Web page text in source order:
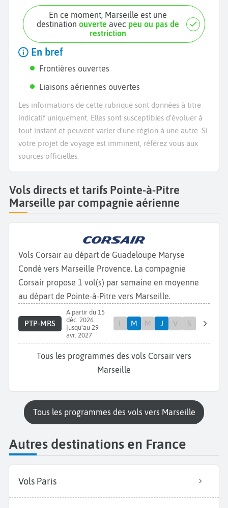
En ce moment, Marseille est une
destinationouverte avec peu ou pas de
restriction
En bref
Frontières ouvertes
Liaisons aériennes ouvertes
Les informations de cette rubrique sont données à titre
indicatif uniquement. Elles sont susceptibles d’évoluer à
tout instant et peuvent varier d’une région à une autre. Si
votre projet de voyage est imminent, référez vous aux
sources officielles.
Vols directs et tarifs Pointe-à-Pitre
Marseille par compagnie aérienne
Vols Corsair au départ de Guadeloupe Maryse
Condé vers Marseille Provence. La compagnie
Corsair propose 1 vol(s) par semaine en moyenne
au départ de Pointe-à-Pitre vers Marseille.
PTP-MRS
A partir du 15
déc. 2026
jusqu'au 29
avr. 2027
L M M J V S
Tous les programmes des vols Corsair vers
Marseille
Tous les programmes des vols vers Marseille
Autres destinations en France
Vols Paris